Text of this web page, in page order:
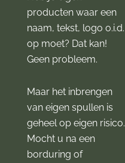
producten waar een
naam, tekst, logo o.i.d.
op moet? Dat kan!
Geen probleem.
Maar het inbrengen
van eigen spullen is
geheel op eigen risico.
Mocht u na een
borduring of